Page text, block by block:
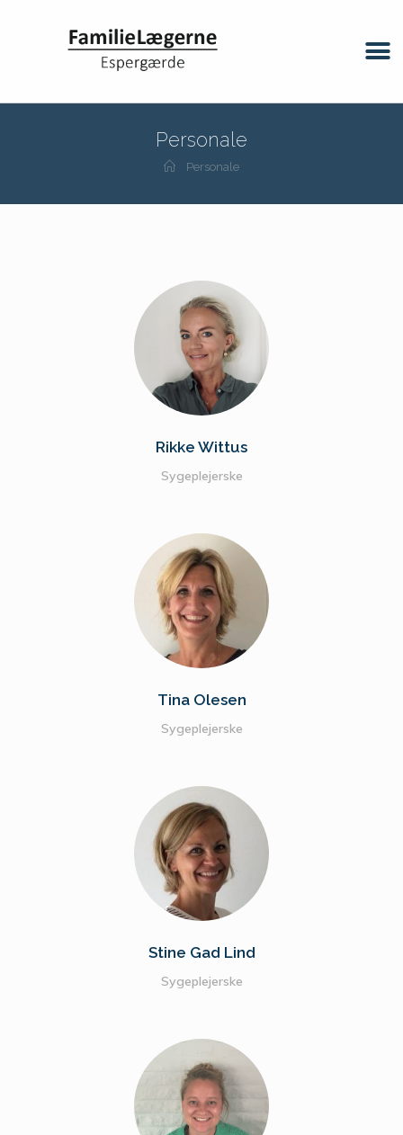
Personale
Personale
Rikke Wittus
Sygeplejerske
Tina Olesen
Sygeplejerske
Stine Gad Lind
Sygeplejerske